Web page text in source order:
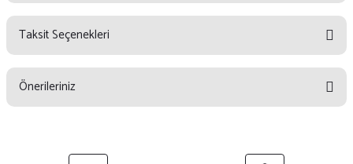
Yorum Yaz
Taksit Seçenekleri
Önerileriniz
yetersiz gördüğünüz noktaları öneri formunu kullanarak tarafımıza